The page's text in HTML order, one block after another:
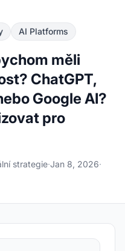
AI Platforms
měli
ChatGPT,
Google AI?
pro
strategie·Jan 8, 2026·